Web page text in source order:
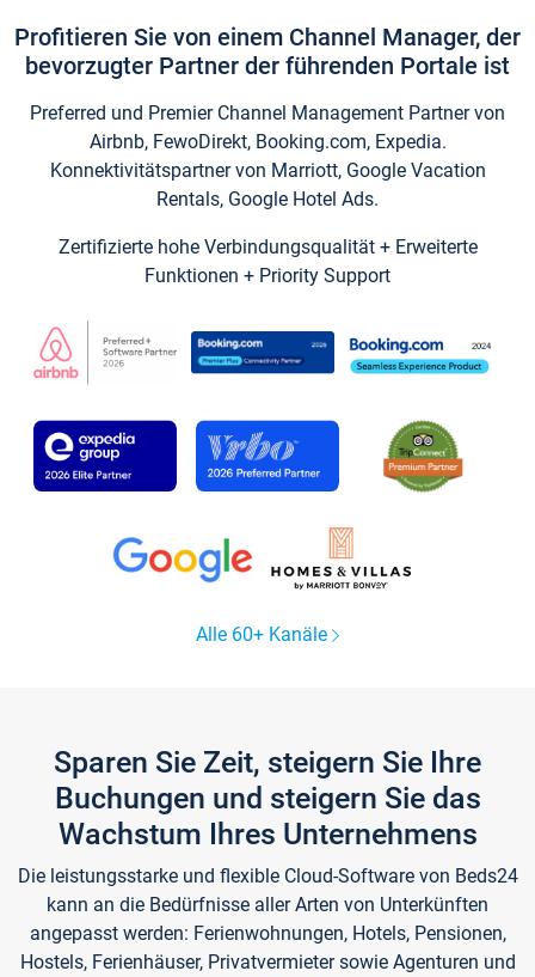
Profitieren Sie von einem Channel Manager, der
bevorzugter Partner der führenden Portale ist
Preferred und Premier Channel Management Partner von
Airbnb, FewoDirekt, Booking.com, Expedia.
Konnektivitätspartner von Marriott, Google Vacation
Rentals, Google Hotel Ads.
Zertifizierte hohe Verbindungsqualität + Erweiterte
Funktionen + Priority Support
Alle 60+ Kanäle
Sparen Sie Zeit, steigern Sie Ihre
Buchungen und steigern Sie das
Wachstum Ihres Unternehmens
Die leistungsstarke und flexible Cloud-Software von Beds24
kann an die Bedürfnisse aller Arten von Unterkünften
angepasst werden: Ferienwohnungen, Hotels, Pensionen,
Hostels, Ferienhäuser, Privatvermieter sowie Agenturen und